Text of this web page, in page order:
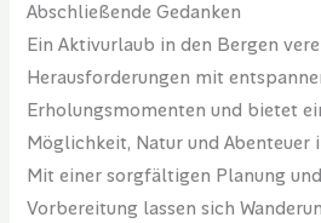
Abschließende Gedanken
Ein Aktivurlaub in den Bergen
Herausforderungen mit
Erholungsmomenten und bietet
Möglichkeit, Natur und Abenteuer
Mit einer sorgfältigen Planung
Vorbereitung lassen sich